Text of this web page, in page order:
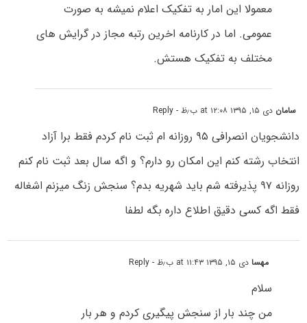
معمولا این امار به تفکیک اعلام نمیشه به صورت
عمومی. اما در کارنامه اخرین رتبه مجاز در گرایش های
مختلف به تفکیک هستش.
سامان دی ۱۵, ۱۳۹۵ at ۱۲:۰۸ ب٫ظ - Reply
دانشجویان انصرافی ۹۵ روزانه ام ثبت نام کردم فقط برا آزاد
انتخاب رشته کنم این امکان رو دارم؟ و اگه سال بعد ثبت نام کنم
روزانه ۹۷ پذیرفته شم باید شهریه بدم؟ سنجش زنگ میزنم اشغاله
فقط اگه کسی دقیق اطلاع داره بگه لطفا
مهسادی ۱۵, ۱۳۹۵ at ۱۱:۴۳ ب٫ظ - Reply
سلام
من چند بار از سنجش پیگیری کردم و هر بار